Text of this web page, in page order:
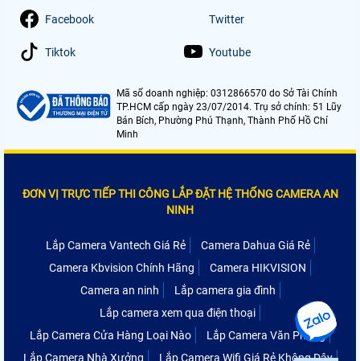
Facebook Twitter
Tiktok Youtube
Mã số doanh nghiệp: 0312866570 do Sở Tài Chính
TP.HCM cấp ngày 23/07/2014. Trụ sở chính: 51 Lũy
Bán Bích, Phường Phú Thạnh, Thành Phố Hồ Chí
Minh
ĐƠN VỊ TRỰC TIẾP THI CÔNG LẮP ĐẶT HỆ THỐNG CAMERA AN
NINH
Lắp Camera Vantech Giá Rẻ
Camera Dahua Giá Rẻ
Camera Kbvision Chính Hãng
Camera HIKVISION
Camera an ninh
Lắp camera gia đình
Lắp camera xem qua điện thoại
Lắp Camera Cửa Hàng Loại Nào
Lắp Camera Văn Phòng
Lắp Camera Nhà Xưởng
Lắp Camera Wifi Giá Rẻ Không Dây